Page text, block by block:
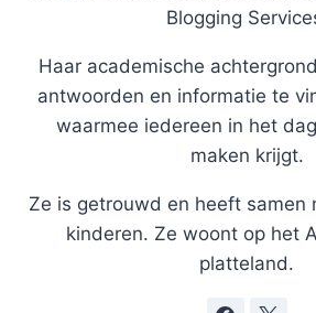
Blogging
Haar academische
antwoorden en informatie te
waarmee iedereen in het
maken krijgt.
Ze is getrouwd en heeft samen
kinderen. Ze woont op het
platteland.